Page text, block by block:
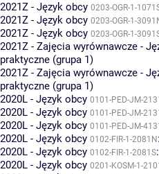
2021Z - Język obcy 0203-OGR-1-
2021Z - Język obcy 0203-OGR-1-
2021Z - Język obcy 0203-OGR-1-
2021Z - Zajęcia wyrównawcze -
praktyczne (grupa 1)
2021Z - Zajęcia wyrównawcze -
praktyczne (grupa 1)
2020L - Język obcy 0101-PED-JM-
2020L - Język obcy 0101-PED-JM-
2020L - Język obcy 0101-PED-JM-
2020L - Język obcy 0102-FIR-1-2081N :
2020L - Język obcy 0102-FIR-1-2081S:
2020L - Język obcy 0201-KOSM-1-